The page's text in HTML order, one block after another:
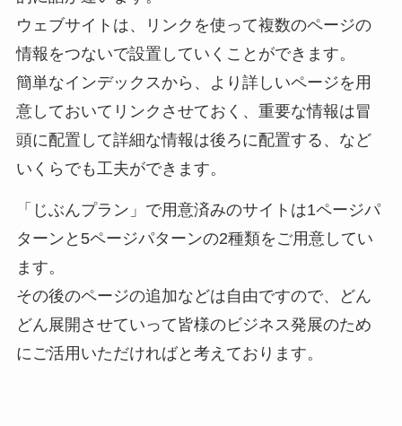
ウェブサイトは、リンクを使って複数のページの
情報をつないで設置していくことができます。
簡単なインデックスから、より詳しいページを用
意しておいてリンクさせておく、重要な情報は冒
頭に配置して詳細な情報は後ろに配置する、など
いくらでも工夫ができます。
「じぶんプラン」で用意済みのサイトは1ページパ
ターンと5ページパターンの2種類をご用意してい
ます。
その後のページの追加などは自由ですので、どん
どん展開させていって皆様のビジネス発展のため
にご活用いただければと考えております。